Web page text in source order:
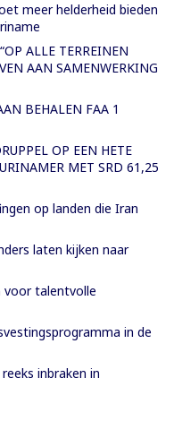
meer helderheid bieden
ALLE TERREINEN
AAN SAMENWERKING
BEHALEN FAA 1
OP EEN HETE
MET SRD 61,25
op landen die Iran
laten kijken naar
voor talentvolle
in de
inbraken in